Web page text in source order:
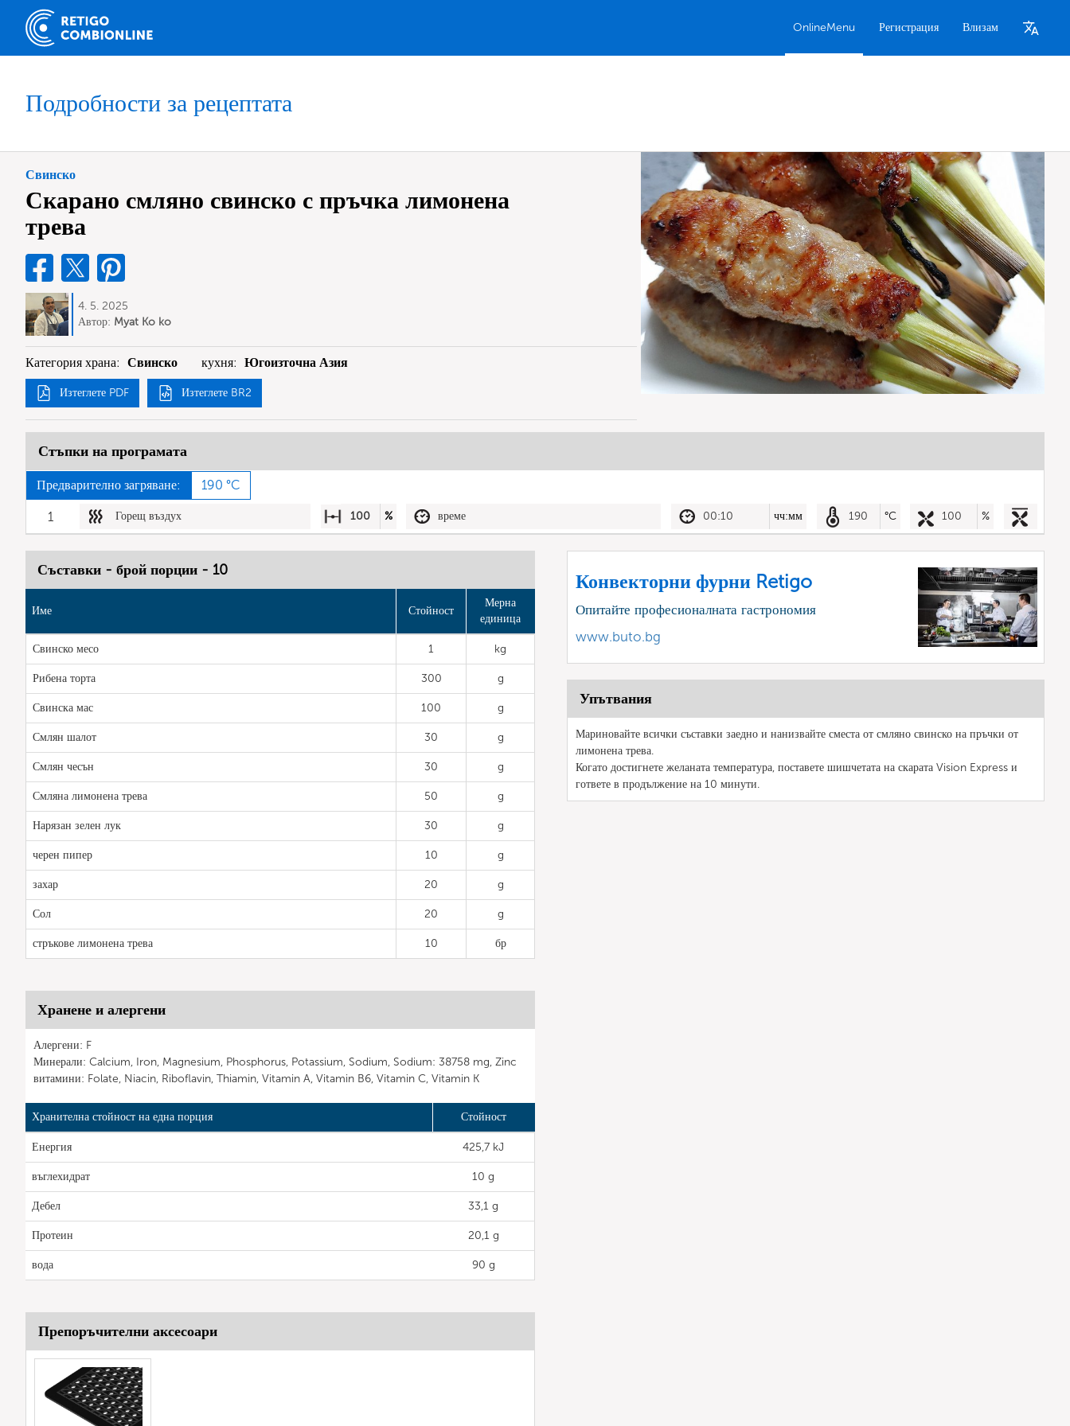
OnlineMenu Регистрация Влизам
Подробности за рецептата
Свинско
Скарано смляно свинско с пръчка лимонена
трева
4. 5. 2025
Автор: Myat Ko ko
Категория храна: Свинско кухня: Югоизточна Азия
Изтеглете PDF Изтеглете BR2
Стъпки на програмата
Предварително загряване: 190 °C
1 Горещ въздух 100 % време 00:10 чч:мм 190 °C 100 %
Съставки - брой порции - 10
Име Стойност
Мерна
единица
Свинско месо 1 kg
Рибена торта 300 g
Свинска мас 100 g
Смлян шалот 30 g
Смлян чесън 30 g
Смляна лимонена трева 50 g
Нарязан зелен лук 30 g
черен пипер 10 g
захар 20 g
Сол 20 g
стръкове лимонена трева 10 бр
Хранене и алергени
Алергени: F
Минерали: Calcium, Iron, Magnesium, Phosphorus, Potassium, Sodium, Sodium: 38758 mg, Zinc
витамини: Folate, Niacin, Riboflavin, Thiamin, Vitamin A, Vitamin B6, Vitamin C, Vitamin K
Хранителна стойност на една порция Стойност
Енергия 425,7 kJ
въглехидрат 10 g
Дебел 33,1 g
Протеин 20,1 g
вода 90 g
Конвекторни фурни Retigo
Опитайте професионалната гастрономия
www.buto.bg
Упътвания
Мариновайте всички съставки заедно и нанизвайте сместа от смляно свинско на пръчки от
лимонена трева.
Когато достигнете желаната температура, поставете шишчетата на скарата Vision Express и
гответе в продължение на 10 минути.
Препоръчителни аксесоари